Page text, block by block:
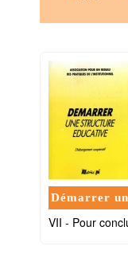
Démarrer
VII - Pour